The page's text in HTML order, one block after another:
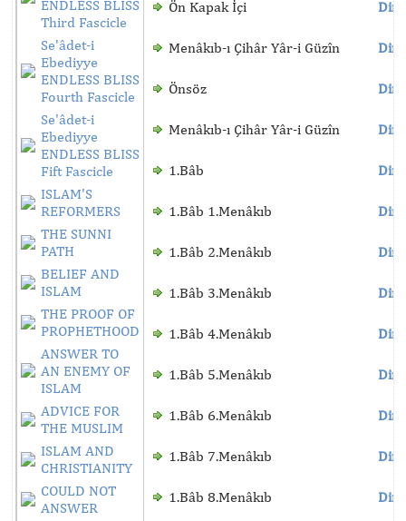
ENDLESS BLISS
Third Fascicle
Se'âdet-i
Ebediyye
ENDLESS BLISS
Fourth Fascicle
Se'âdet-i
Ebediyye
ENDLESS BLISS
Fift Fascicle
ISLAM'S
REFORMERS
THE SUNNI
PATH
BELIEF AND
ISLAM
THE PROOF OF
PROPHETHOOD
ANSWER TO
AN ENEMY OF
ISLAM
ADVICE FOR
THE MUSLIM
ISLAM AND
CHRISTIANITY
COULD NOT
ANSWER
Ön Kapak İçi
Menâkıb-ı Çihâr Yâr-i Güzîn
Önsöz
Menâkıb-ı Çihâr Yâr-i Güzîn
1.Bâb
1.Bâb 1.Menâkıb
1.Bâb 2.Menâkıb
1.Bâb 3.Menâkıb
1.Bâb 4.Menâkıb
1.Bâb 5.Menâkıb
1.Bâb 6.Menâkıb
1.Bâb 7.Menâkıb
1.Bâb 8.Menâkıb